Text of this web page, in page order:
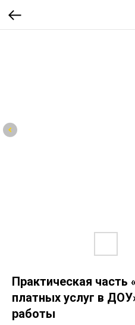
Практическая часть
платных услуг в
работы